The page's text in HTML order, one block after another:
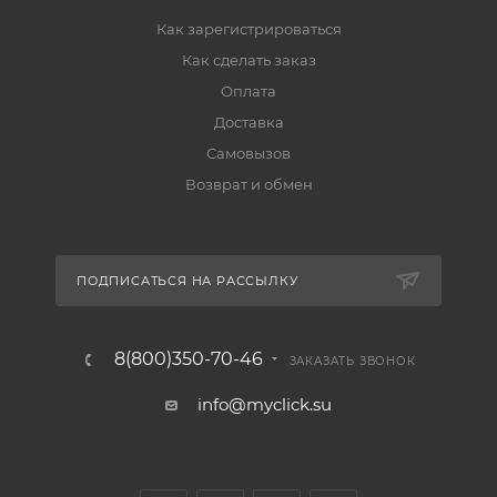
Как зарегистрироваться
Как сделать заказ
Оплата
Доставка
Самовызов
Возврат и обмен
ПОДПИСАТЬСЯ НА РАССЫЛКУ
8(800)350-70-46 ЗАКАЗАТЬ ЗВОНОК
info@myclick.su